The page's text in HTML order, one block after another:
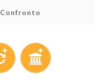
Confronto